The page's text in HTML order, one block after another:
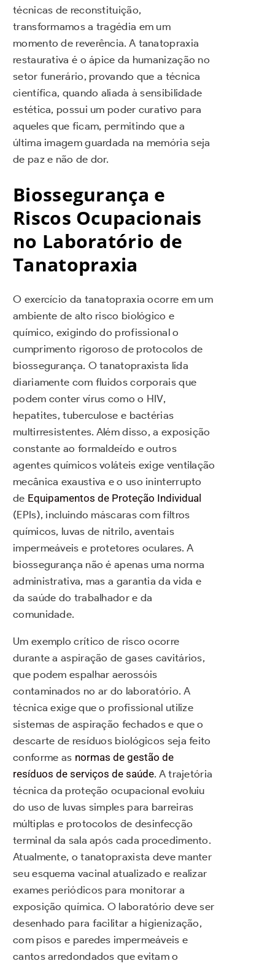
técnicas de reconstituição,
transformamos a tragédia em um
momento de reverência. A tanatopraxia
restaurativa é o ápice da humanização no
setor funerário, provando que a técnica
científica, quando aliada à sensibilidade
estética, possui um poder curativo para
aqueles que ficam, permitindo que a
última imagem guardada na memória seja
de paz e não de dor.
Biossegurança e
Riscos Ocupacionais
no Laboratório de
Tanatopraxia
O exercício da tanatopraxia ocorre em um
ambiente de alto risco biológico e
químico, exigindo do profissional o
cumprimento rigoroso de protocolos de
biossegurança. O tanatopraxista lida
diariamente com fluidos corporais que
podem conter vírus como o HIV,
hepatites, tuberculose e bactérias
multirresistentes. Além disso, a exposição
constante ao formaldeído e outros
agentes químicos voláteis exige ventilação
mecânica exaustiva e o uso ininterrupto
de Equipamentos de Proteção Individual
(EPIs), incluindo máscaras com filtros
químicos, luvas de nitrilo, aventais
impermeáveis e protetores oculares. A
biossegurança não é apenas uma norma
administrativa, mas a garantia da vida e
da saúde do trabalhador e da
comunidade.
Um exemplo crítico de risco ocorre
durante a aspiração de gases cavitários,
que podem espalhar aerossóis
contaminados no ar do laboratório. A
técnica exige que o profissional utilize
sistemas de aspiração fechados e que o
descarte de resíduos biológicos seja feito
conforme as normas de gestão de
resíduos de serviços de saúde. A trajetória
técnica da proteção ocupacional evoluiu
do uso de luvas simples para barreiras
múltiplas e protocolos de desinfecção
terminal da sala após cada procedimento.
Atualmente, o tanatopraxista deve manter
seu esquema vacinal atualizado e realizar
exames periódicos para monitorar a
exposição química. O laboratório deve ser
desenhado para facilitar a higienização,
com pisos e paredes impermeáveis e
cantos arredondados que evitam o